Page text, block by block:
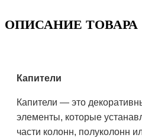
ОПИСАНИЕ ТОВАРА
Капители
Капители — это
элементы, которые
части колонн, полуколонн